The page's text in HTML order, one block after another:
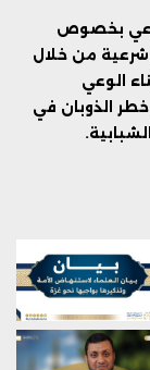
بخصوص
شرعية من خلال
الوعي
الذوبان في